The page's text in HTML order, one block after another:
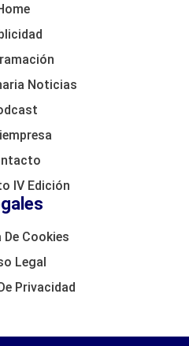
Noticias
IV Edición
Cookies
Legal
Privacidad